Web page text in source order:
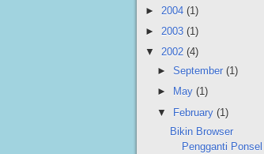
► 2004 (1)
► 2003 (1)
▼ 2002 (4)
► September (1)
►
May (1)
▼ February (1)
Bikin Browser
Pengganti Ponsel